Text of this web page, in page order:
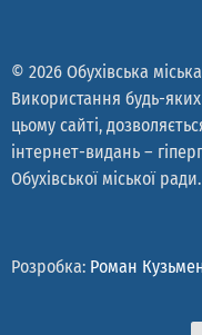
© 2026 Обухівська
Використання будь-
цьому сайті,
інтернет-видань –
Обухівської міської ради.
Розробка: Роман